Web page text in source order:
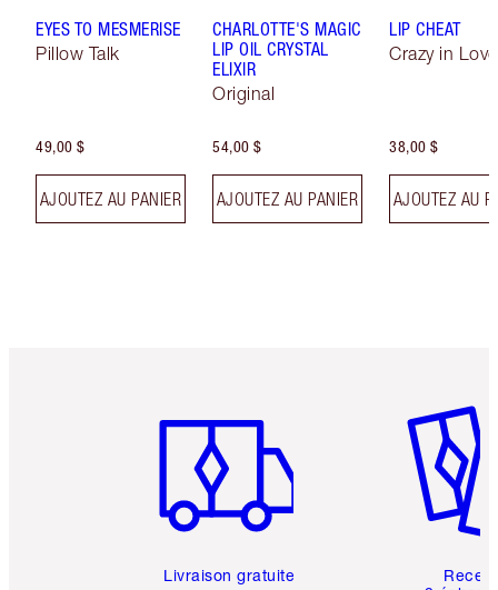
EYES TO MESMERISE
Pillow Talk
49,00 $
AJOUTEZ AU PANIER
CHARLOTTE'S MAGIC
LIP OIL CRYSTAL
ELIXIR
Original
54,00 $
AJOUTEZ AU PANIER
LIP CHEAT
Crazy in Love
38,00 $
AJOUTEZ AU
Livraison gratuite